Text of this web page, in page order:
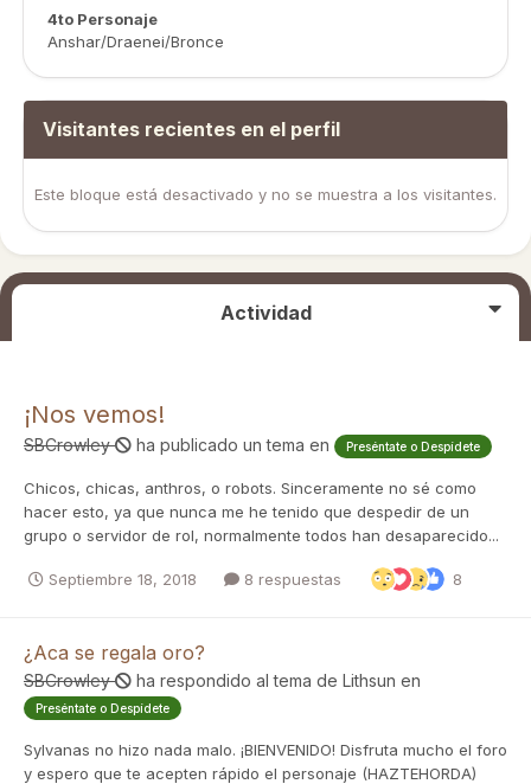
4to Personaje
Anshar/Draenei/Bronce
Visitantes recientes en el perfil
Este bloque está desactivado y no se muestra a los visitantes.
Actividad
¡Nos vemos!
SBCrowley ha publicado un tema en Preséntate o Despídete
Chicos, chicas, anthros, o robots. Sinceramente no sé como
hacer esto, ya que nunca me he tenido que despedir de un
grupo o servidor de rol, normalmente todos han desaparecido...
Septiembre 18, 2018 8 respuestas 8
¿Aca se regala oro?
SBCrowley ha respondido al tema de Lithsun en
Preséntate o Despídete
Sylvanas no hizo nada malo. ¡BIENVENIDO! Disfruta mucho el foro
y espero que te acepten rápido el personaje (HAZTEHORDA)